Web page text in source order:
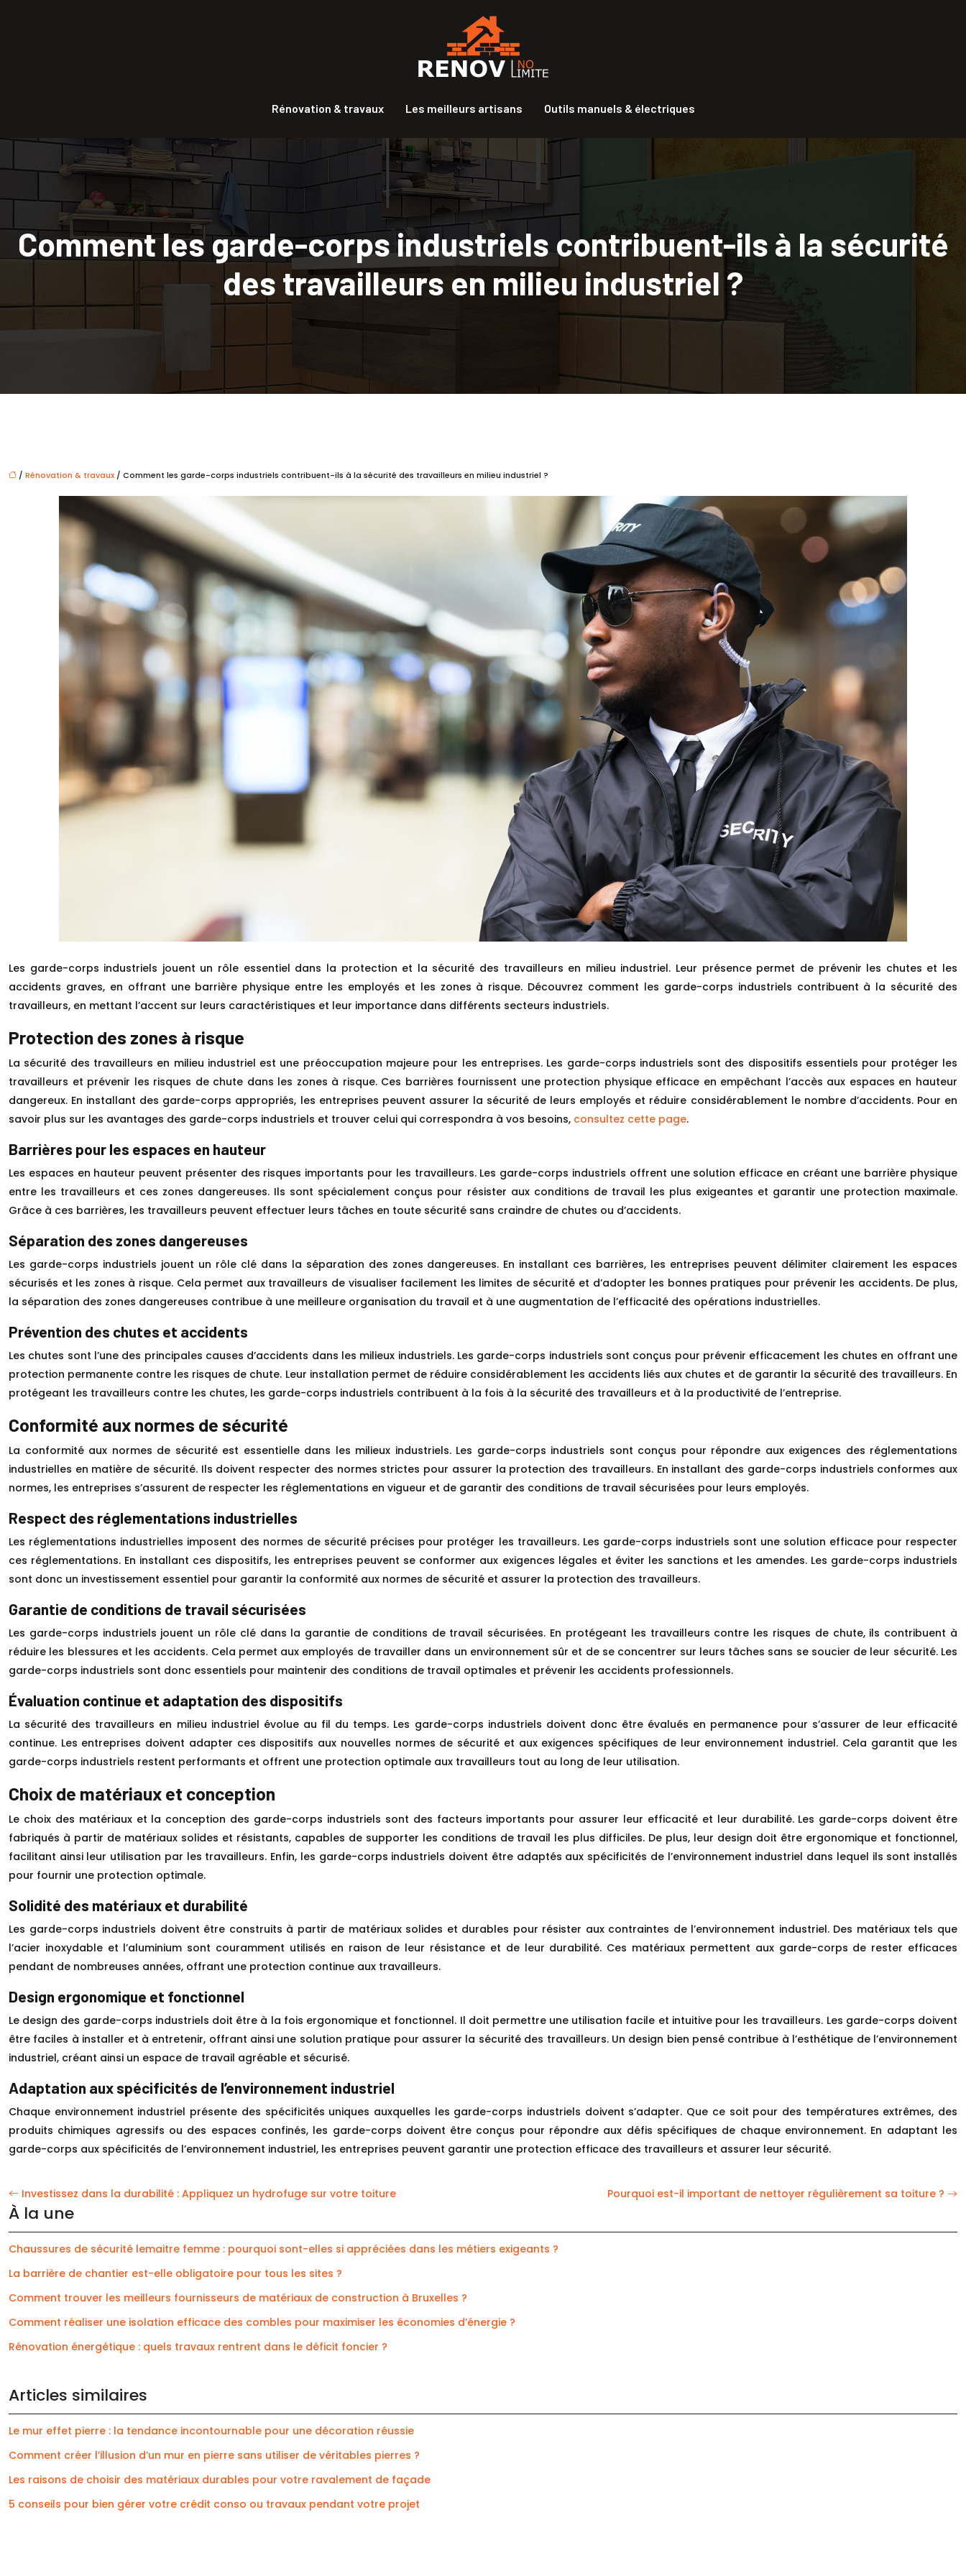
Rénovation & travaux Les meilleurs artisans Outils manuels & électriques
Comment les garde-corps industriels contribuent-ils à la sécurité
des travailleurs en milieu industriel ?
/ Rénovation & travaux/ Comment les garde-corps industriels contribuent-ils à la sécurité des travailleurs en milieu industriel ?
Les garde-corps industriels jouent un rôle essentiel dans la protection et la sécurité des travailleurs en milieu industriel. Leur présence permet de prévenir les chutes et les
accidents graves, en offrant une barrière physique entre les employés et les zones à risque. Découvrez comment les garde-corps industriels contribuent à la sécurité des
travailleurs, en mettant l’accent sur leurs caractéristiques et leur importance dans différents secteurs industriels.
Protection des zones à risque
La sécurité des travailleurs en milieu industriel est une préoccupation majeure pour les entreprises. Les garde-corps industriels sont des dispositifs essentiels pour protéger les
travailleurs et prévenir les risques de chute dans les zones à risque. Ces barrières fournissent une protection physique efficace en empêchant l’accès aux espaces en hauteur
dangereux. En installant des garde-corps appropriés, les entreprises peuvent assurer la sécurité de leurs employés et réduire considérablement le nombre d’accidents. Pour en
savoir plus sur les avantages des garde-corps industriels et trouver celui qui correspondra à vos besoins, consultez cette page.
Barrières pour les espaces en hauteur
Les espaces en hauteur peuvent présenter des risques importants pour les travailleurs. Les garde-corps industriels offrent une solution efficace en créant une barrière physique
entre les travailleurs et ces zones dangereuses. Ils sont spécialement conçus pour résister aux conditions de travail les plus exigeantes et garantir une protection maximale.
Grâce à ces barrières, les travailleurs peuvent effectuer leurs tâches en toute sécurité sans craindre de chutes ou d’accidents.
Séparation des zones dangereuses
Les garde-corps industriels jouent un rôle clé dans la séparation des zones dangereuses. En installant ces barrières, les entreprises peuvent délimiter clairement les espaces
sécurisés et les zones à risque. Cela permet aux travailleurs de visualiser facilement les limites de sécurité et d’adopter les bonnes pratiques pour prévenir les accidents. De plus,
la séparation des zones dangereuses contribue à une meilleure organisation du travail et à une augmentation de l’efficacité des opérations industrielles.
Prévention des chutes et accidents
Les chutes sont l’une des principales causes d’accidents dans les milieux industriels. Les garde-corps industriels sont conçus pour prévenir efficacement les chutes en offrant une
protection permanente contre les risques de chute. Leur installation permet de réduire considérablement les accidents liés aux chutes et de garantir la sécurité des travailleurs. En
protégeant les travailleurs contre les chutes, les garde-corps industriels contribuent à la fois à la sécurité des travailleurs et à la productivité de l’entreprise.
Conformité aux normes de sécurité
La conformité aux normes de sécurité est essentielle dans les milieux industriels. Les garde-corps industriels sont conçus pour répondre aux exigences des réglementations
industrielles en matière de sécurité. Ils doivent respecter des normes strictes pour assurer la protection des travailleurs. En installant des garde-corps industriels conformes aux
normes, les entreprises s’assurent de respecter les réglementations en vigueur et de garantir des conditions de travail sécurisées pour leurs employés.
Respect des réglementations industrielles
Les réglementations industrielles imposent des normes de sécurité précises pour protéger les travailleurs. Les garde-corps industriels sont une solution efficace pour respecter
ces réglementations. En installant ces dispositifs, les entreprises peuvent se conformer aux exigences légales et éviter les sanctions et les amendes. Les garde-corps industriels
sont donc un investissement essentiel pour garantir la conformité aux normes de sécurité et assurer la protection des travailleurs.
Garantie de conditions de travail sécurisées
Les garde-corps industriels jouent un rôle clé dans la garantie de conditions de travail sécurisées. En protégeant les travailleurs contre les risques de chute, ils contribuent à
réduire les blessures et les accidents. Cela permet aux employés de travailler dans un environnement sûr et de se concentrer sur leurs tâches sans se soucier de leur sécurité. Les
garde-corps industriels sont donc essentiels pour maintenir des conditions de travail optimales et prévenir les accidents professionnels.
Évaluation continue et adaptation des dispositifs
La sécurité des travailleurs en milieu industriel évolue au fil du temps. Les garde-corps industriels doivent donc être évalués en permanence pour s’assurer de leur efficacité
continue. Les entreprises doivent adapter ces dispositifs aux nouvelles normes de sécurité et aux exigences spécifiques de leur environnement industriel. Cela garantit que les
garde-corps industriels restent performants et offrent une protection optimale aux travailleurs tout au long de leur utilisation.
Choix de matériaux et conception
Le choix des matériaux et la conception des garde-corps industriels sont des facteurs importants pour assurer leur efficacité et leur durabilité. Les garde-corps doivent être
fabriqués à partir de matériaux solides et résistants, capables de supporter les conditions de travail les plus difficiles. De plus, leur design doit être ergonomique et fonctionnel,
facilitant ainsi leur utilisation par les travailleurs. Enfin, les garde-corps industriels doivent être adaptés aux spécificités de l’environnement industriel dans lequel ils sont installés
pour fournir une protection optimale.
Solidité des matériaux et durabilité
Les garde-corps industriels doivent être construits à partir de matériaux solides et durables pour résister aux contraintes de l’environnement industriel. Des matériaux tels que
l’acier inoxydable et l’aluminium sont couramment utilisés en raison de leur résistance et de leur durabilité. Ces matériaux permettent aux garde-corps de rester efficaces
pendant de nombreuses années, offrant une protection continue aux travailleurs.
Design ergonomique et fonctionnel
Le design des garde-corps industriels doit être à la fois ergonomique et fonctionnel. Il doit permettre une utilisation facile et intuitive pour les travailleurs. Les garde-corps doivent
être faciles à installer et à entretenir, offrant ainsi une solution pratique pour assurer la sécurité des travailleurs. Un design bien pensé contribue à l’esthétique de l’environnement
industriel, créant ainsi un espace de travail agréable et sécurisé.
Adaptation aux spécificités de l’environnement industriel
Chaque environnement industriel présente des spécificités uniques auxquelles les garde-corps industriels doivent s’adapter. Que ce soit pour des températures extrêmes, des
produits chimiques agressifs ou des espaces confinés, les garde-corps doivent être conçus pour répondre aux défis spécifiques de chaque environnement. En adaptant les
garde-corps aux spécificités de l’environnement industriel, les entreprises peuvent garantir une protection efficace des travailleurs et assurer leur sécurité.
Investissez dans la durabilité : Appliquez un hydrofuge sur votre toiture Pourquoi est-il important de nettoyer régulièrement sa toiture ?
À la une
Chaussures de sécurité lemaitre femme : pourquoi sont-elles si appréciées dans les métiers exigeants ?
La barrière de chantier est-elle obligatoire pour tous les sites ?
Comment trouver les meilleurs fournisseurs de matériaux de construction à Bruxelles ?
Comment réaliser une isolation efficace des combles pour maximiser les économies d’énergie ?
Rénovation énergétique : quels travaux rentrent dans le déficit foncier ?
Articles similaires
Le mur effet pierre : la tendance incontournable pour une décoration réussie
Comment créer l’illusion d’un mur en pierre sans utiliser de véritables pierres ?
Les raisons de choisir des matériaux durables pour votre ravalement de façade
5 conseils pour bien gérer votre crédit conso ou travaux pendant votre projet